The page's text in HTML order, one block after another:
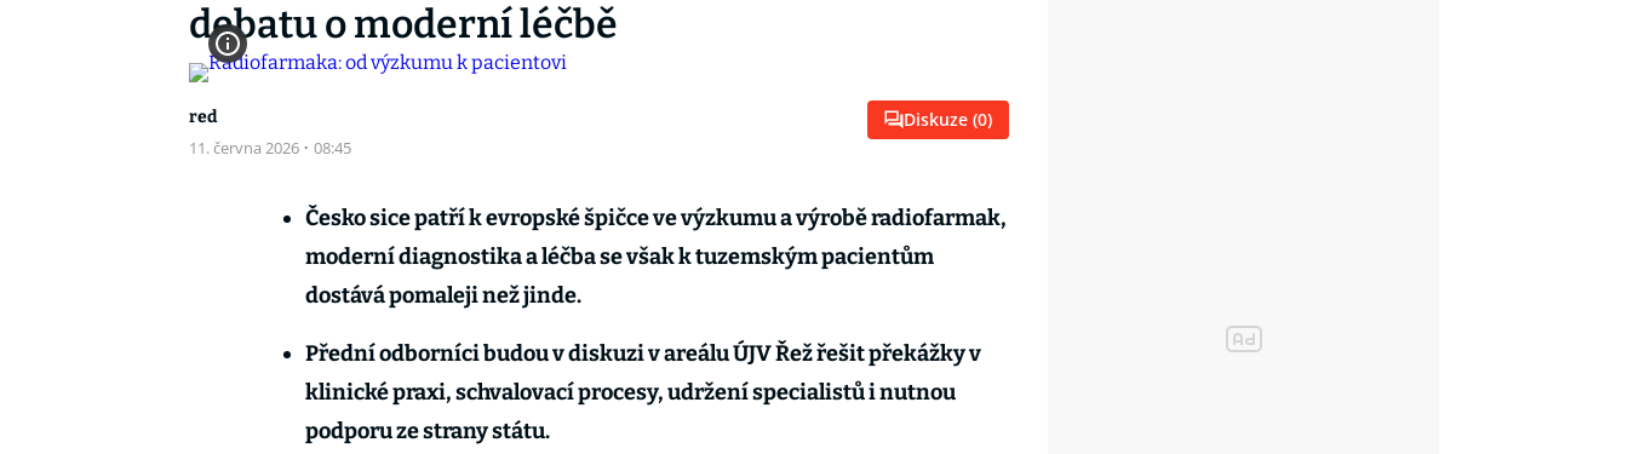
debatu o moderní léčbě
red
11. června 2026 · 08:45
Diskuze (0)
Česko sice patří k evropské špičce ve výzkumu a výrobě radiofarmak,
moderní diagnostika a léčba se však k tuzemským pacientům
dostává pomaleji než jinde.
Přední odborníci budou v diskuzi v areálu ÚJV Řež řešit překážky v
klinické praxi, schvalovací procesy, udržení specialistů i nutnou
podporu ze strany státu.